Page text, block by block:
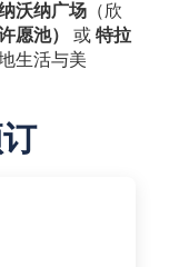
沃纳广场 （欣
愿池） ​ 或特拉
生活与美